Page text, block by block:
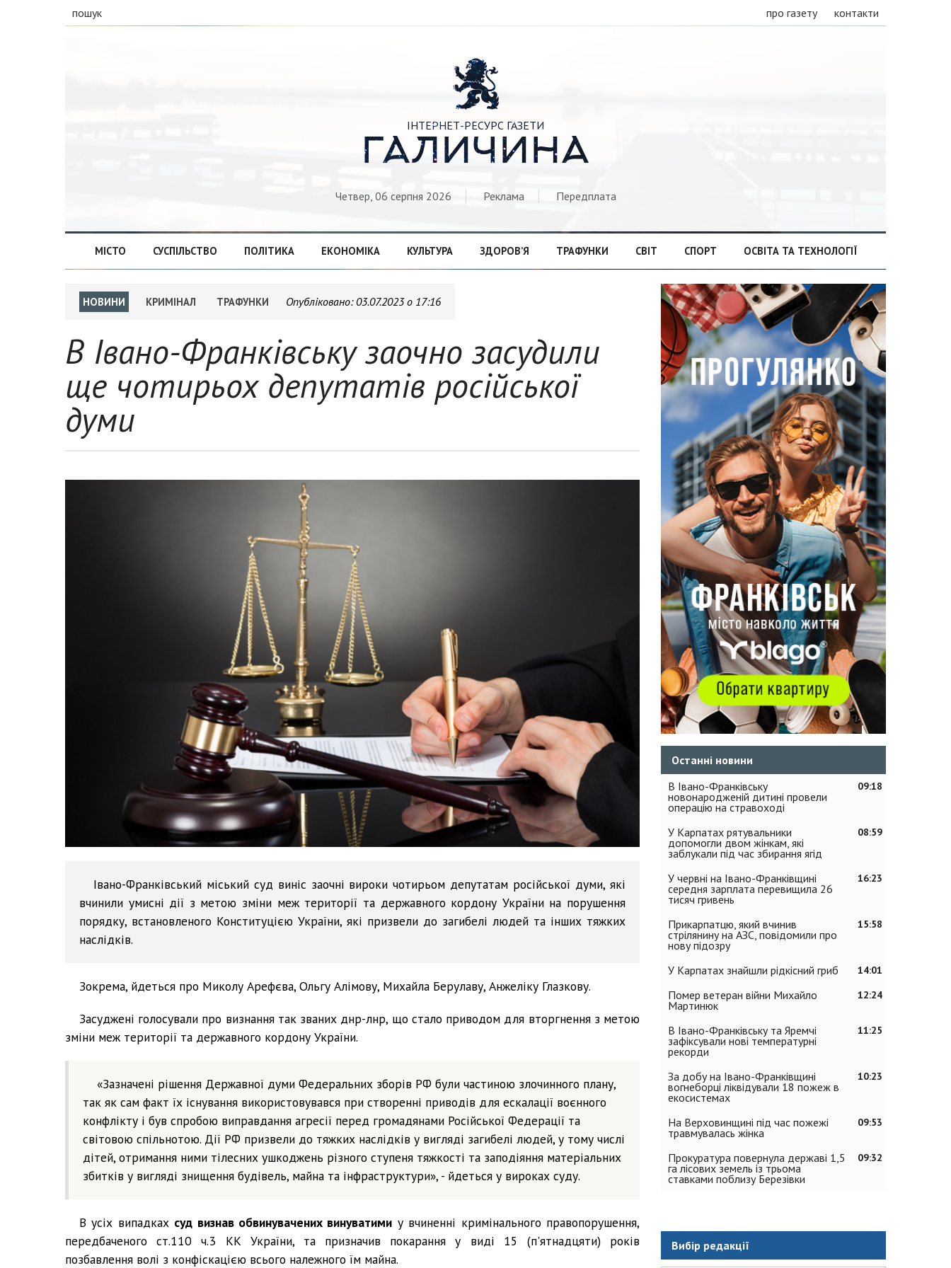
пошук про газету контакти

ІНТЕРНЕТ-РЕСУРС ГАЗЕТИ
ГАЛИЧИНА
Четвер, 06 серпня 2026 Реклама Передплата
МІСТО СУСПІЛЬСТВО ПОЛІТИКА ЕКОНОМІКА КУЛЬТУРА ЗДОРОВ’Я ТРАФУНКИ СВІТ СПОРТ ОСВІТА ТА ТЕХНОЛОГІЇ
НОВИНИ КРИМІНАЛ ТРАФУНКИ Опубліковано: 03.07.2023 о 17:16
В Івано-Франківську заочно засудили
ще чотирьох депутатів російської
думи
Івано-Франківський міський суд виніс заочні вироки чотирьом депутатам російської думи, які
вчинили умисні дії з метою зміни меж території та державного кордону України на порушення
порядку, встановленого Конституцією України, які призвели до загибелі людей та інших тяжких
наслідків.
Зокрема, йдеться про Миколу Арефєва, Ольгу Алімову, Михайла Берулаву, Анжеліку Глазкову.
Засуджені голосували про визнання так званих днр-лнр, що стало приводом для вторгнення з метою
зміни меж території та державного кордону України.
«Зазначені рішення Державної думи Федеральних зборів РФ були частиною злочинного плану,
так як сам факт їх існування використовувався при створенні приводів для ескалації воєнного
конфлікту і був спробою виправдання агресії перед громадянами Російської Федерації та
світовою спільнотою. Дії РФ призвели до тяжких наслідків у вигляді загибелі людей, у тому числі
дітей, отримання ними тілесних ушкоджень різного ступеня тяжкості та заподіяння матеріальних
збитків у вигляді знищення будівель, майна та інфраструктури», - йдеться у вироках суду.
В усіх випадках суд визнав обвинувачених винуватими у вчиненні кримінального правопорушення,
передбаченого ст.110 ч.3 КК України, та призначив покарання у виді 15 (п'ятнадцяти) років
позбавлення волі з конфіскацією всього належного їм майна.
Останні новини
09:18
В Івано-Франківську
новонародженій дитині провели
операцію на стравоході
08:59
У Карпатах рятувальники
допомогли двом жінкам, які
заблукали під час збирання ягід
16:23
У червні на Івано-Франківщині
середня зарплата перевищила 26
тисяч гривень
15:58
Прикарпатцю, який вчинив
стрілянину на АЗС, повідомили про
нову підозру
14:01
У Карпатах знайшли рідкісний гриб
12:24
Помер ветеран війни Михайло
Мартинюк
11:25
В Івано-Франківську та Яремчі
зафіксували нові температурні
рекорди
10:23
За добу на Івано-Франківщині
вогнеборці ліквідували 18 пожеж в
екосистемах
09:53
На Верховинщині під час пожежі
травмувалась жінка
09:32
Прокуратура повернула державі 1,5
га лісових земель із трьома
ставками поблизу Березівки
Вибір редакції